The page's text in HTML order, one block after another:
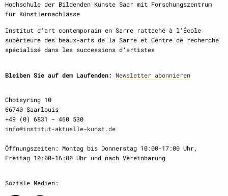
Hochschule der Bildenden Künste Saar mit Forschungszentrum
für Künstlernachlässe
Institut d‘art contemporain en Sarre rattaché à l‘École
supérieure des beaux-arts de la Sarre et Centre de recherche
spécialisé dans les successions d‘artistes
Bleiben Sie auf dem Laufenden: Newsletter abonnieren
Choisyring 10
66740 Saarlouis
+49 (0) 6831 - 460 530
info@institut-aktuelle-kunst.de
Öffnungszeiten: Montag bis Donnerstag 10:00-17:00 Uhr,
Freitag 10:00-16:00 Uhr und nach Vereinbarung
Soziale Medien: